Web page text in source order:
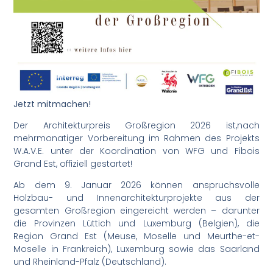
Jetzt mitmachen!
Der Architekturpreis Großregion 2026 ist,nach
mehrmonatiger Vorbereitung im Rahmen des Projekts
W.A.V.E. unter der Koordination von WFG und Fibois
Grand Est, offiziell gestartet!
Ab dem 9. Januar 2026 können anspruchsvolle
Holzbau- und Innenarchitekturprojekte aus der
gesamten Großregion eingereicht werden – darunter
die Provinzen Lüttich und Luxemburg (Belgien), die
Region Grand Est (Meuse, Moselle und Meurthe-et-
Moselle in Frankreich), Luxemburg sowie das Saarland
und Rheinland-Pfalz (Deutschland).